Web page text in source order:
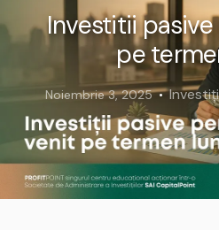
Investitii
pe
Noiembrie 3, 2025